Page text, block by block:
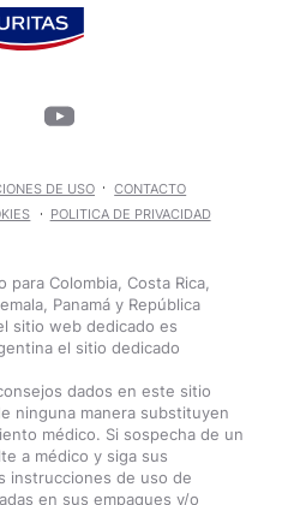
DE USO
CONTACTO
POLITICA DE PRIVACIDAD
Colombia, Costa Rica,
Panamá y República
sitio web dedicado es
el sitio dedicado
dados en este sitio
ninguna manera substituyen
médico. Si sospecha de un
a médico y siga sus
instrucciones de uso de
en sus empaques y/o